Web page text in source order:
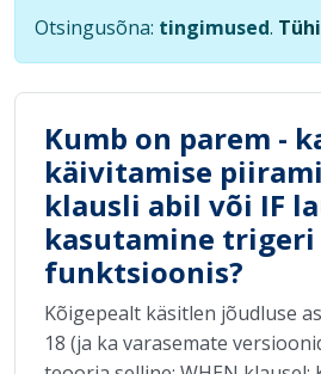
Otsingusõna: tingimused.
Kumb on parem -
käivitamise
klausli abil või IF
kasutamine trigeri
funktsioonis?
Kõigepealt käsitlen jõudluse
18 (ja ka varasemate